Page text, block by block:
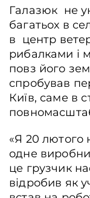
Галазюк не
багатьох в
в центр
рибалками і
повз його
спробував
Київ, саме в
«Я 20 лютого
одне
це грузчик
відробив як